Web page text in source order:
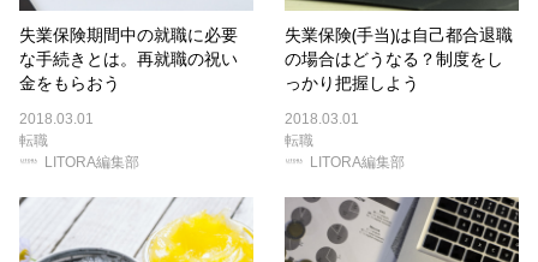
失業保険期間中の就職に必要
な手続きとは。再就職の祝い
金をもらおう
2018.03.01
転職
LITORA編集部
失業保険(手当)は自己都合退職
の場合はどうなる？制度をし
っかり把握しよう
2018.03.01
転職
LITORA編集部